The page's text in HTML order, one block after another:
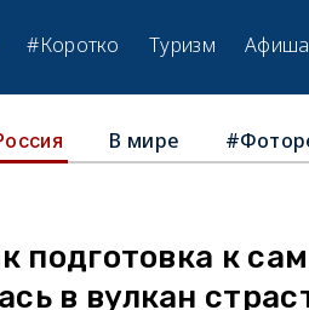
#Коротко Туризм Афиша
В мире
подготовка к
в вулкан